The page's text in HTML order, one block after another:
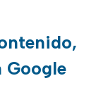
Google